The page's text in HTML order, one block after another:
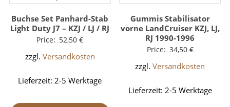
Buchse Set Panhard-Stab
Light Duty J7 – KZJ / LJ / RJ
Price: 52,50€
zzgl. Versandkosten
Lieferzeit:2-5 Werktage
Gummis Stabilisator
vorne LandCruiser KZJ, LJ,
RJ 1990-1996
Price: 34,50 €
zzgl.Versandkosten
Lieferzeit: 2-5 Werktage